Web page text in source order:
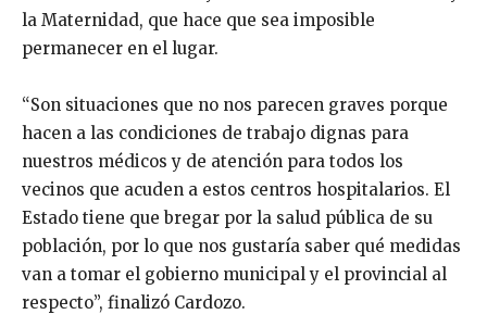
la Maternidad, que hace que sea imposible
permanecer en el lugar.
“Son situaciones que no nos parecen graves porque
hacen a las condiciones de trabajo dignas para
nuestros médicos y de atención para todos los
vecinos que acuden a estos centros hospitalarios. El
Estado tiene que bregar por la salud pública de su
población, por lo que nos gustaría saber qué medidas
van a tomar el gobierno municipal y el provincial al
respecto”, finalizó Cardozo.